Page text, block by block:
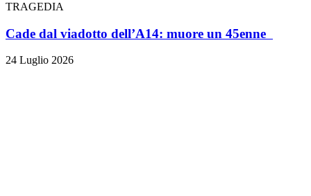
TRAGEDIA
Cade dal viadotto dell’A14: muore un 45enne
24 Luglio 2026